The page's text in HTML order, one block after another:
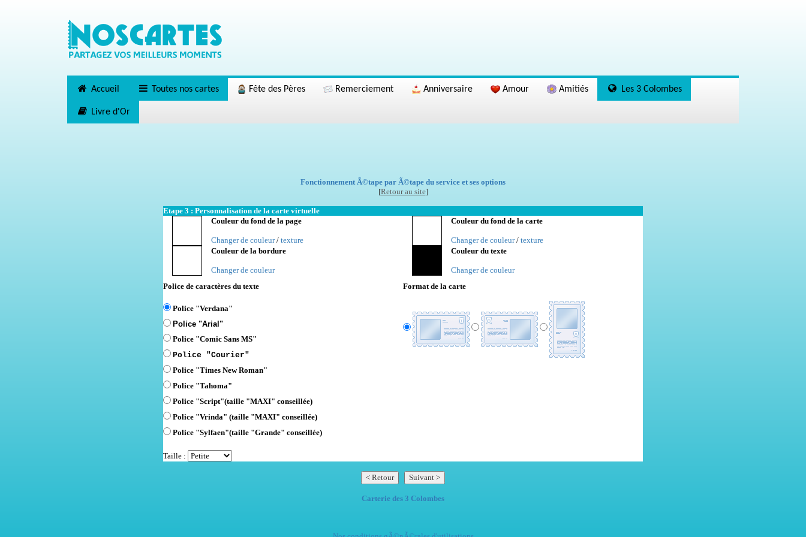
Accueil Toutes nos cartes Fête des Pères Remerciement Anniversaire Amour Amitiés Les 3 Colombes
Livre d'Or
Fonctionnement Ã©tape par Ã©tape du service et ses options
[Retour au site]
Etape 3 : Personnalisation de la carte virtuelle
Couleur du fond de la page
Changer de couleur/ texture
Couleur du fond de la carte
Changer de couleur/ texture
Couleur de la bordure
Changer de couleur
Couleur du texte
Changer de couleur
Police de caractères du texte
Police "Verdana"
Police "Arial"
Police "Comic Sans MS"
Police "Courier"
Police "Times New Roman"
Police "Tahoma"
Police "Script"(taille "MAXI" conseillée)
Police "Vrinda" (taille "MAXI" conseillée)
Police "Sylfaen"(taille "Grande" conseillée)
Taille :
Format de la carte
Carterie des 3 Colombes